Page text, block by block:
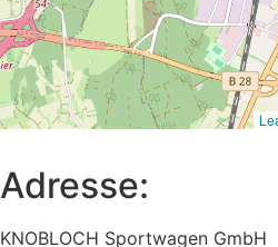
Adresse:
KNOBLOCH Sportwagen GmbH